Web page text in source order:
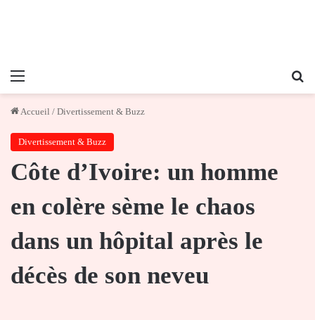
Menu
Accueil / Divertissement & Buzz
Divertissement & Buzz
Côte d’Ivoire: un homme
en colère sème le chaos
dans un hôpital après le
décès de son neveu